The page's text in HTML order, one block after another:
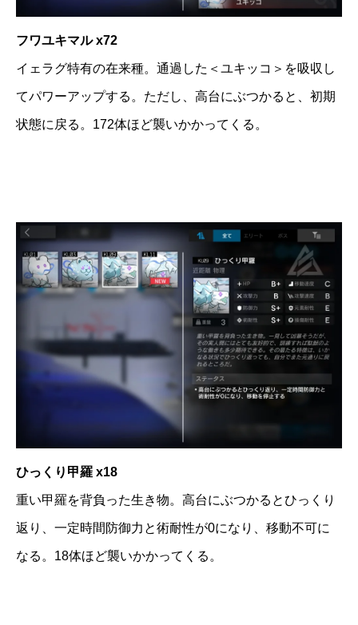
フワユキマル x72
イェラグ特有の在来種。通過した＜ユキッコ＞を吸収し
てパワーアップする。ただし、高台にぶつかると、初期
状態に戻る。172体ほど襲いかかってくる。
ひっくり甲羅 x18
重い甲羅を背負った生き物。高台にぶつかるとひっくり
返り、一定時間防御力と術耐性が0になり、移動不可に
なる。18体ほど襲いかかってくる。